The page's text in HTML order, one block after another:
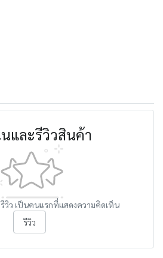
และรีวิวสินค้า
วิว เป็นคนแรกที่แสดงความคิดเห็น
รีวิว